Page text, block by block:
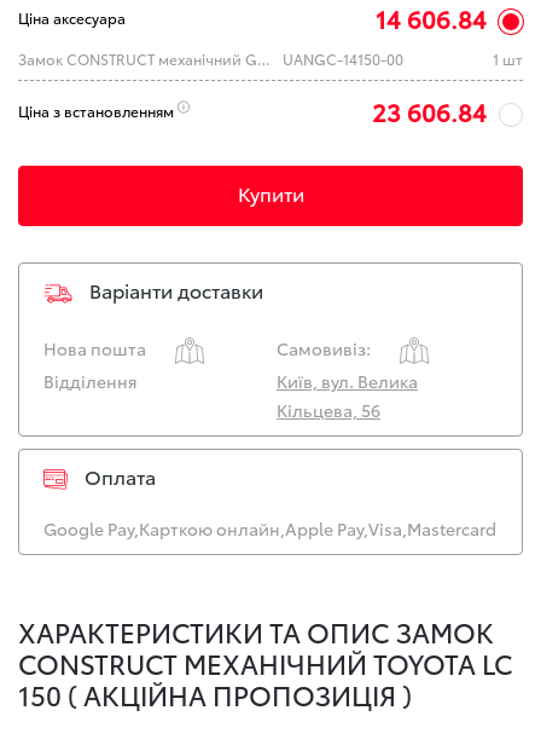
Ціна аксесуара 14 606.84
Замок CONSTRUCT механічний GEAR-actual G2 1415a TOYOTA Land_Cruiser_Prado A 2KEY 2010 UANGC-14150-00 1 шт
Ціна з встановленням 23 606.84
Купити
Варіанти доставки
Нова пошта
Самовивіз:
Відділення
Київ, вул. Велика
Кільцева, 56
Оплата
Google Pay,Карткою онлайн,Apple Pay,Visa,Mastercard
ХАРАКТЕРИСТИКИ ТА ОПИС ЗАМОК
CONSTRUCT МЕХАНІЧНИЙ TOYOTA LC
150 ( АКЦІЙНА ПРОПОЗИЦІЯ )